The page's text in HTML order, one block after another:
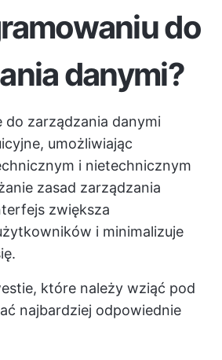
do
danymi?
do zarządzania danymi
umożliwiając
i nietechnicznym
zasad zarządzania
zwiększa
i minimalizuje
które należy wziąć pod
najbardziej odpowiednie